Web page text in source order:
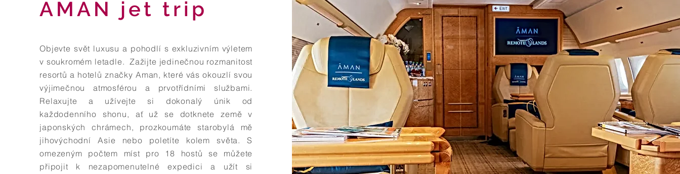
AMAN jet trip
Objevte svět luxusu a pohodlí s exkluzivním výletem
v soukromém letadle. Zažijte jedinečnou rozmanitost
resortů a hotelů značky Aman, které vás okouzlí svou
výjimečnou atmosférou a prvotřídními službami.
Relaxujte a užívejte si dokonalý únik od
každodenního shonu, ať už se dotknete země v
japonských chrámech, prozkoumáte starobylá mě
jihovýchodní Asie nebo poletíte kolem světa. S
omezeným počtem míst pro 18 hostů se můžete
připojit k nezapomenutelné expedici a užít si